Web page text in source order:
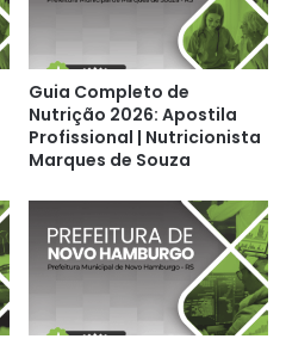
Guia Completo de
Nutrição 2026: Apostila
Profissional | Nutricionista
Marques de Souza